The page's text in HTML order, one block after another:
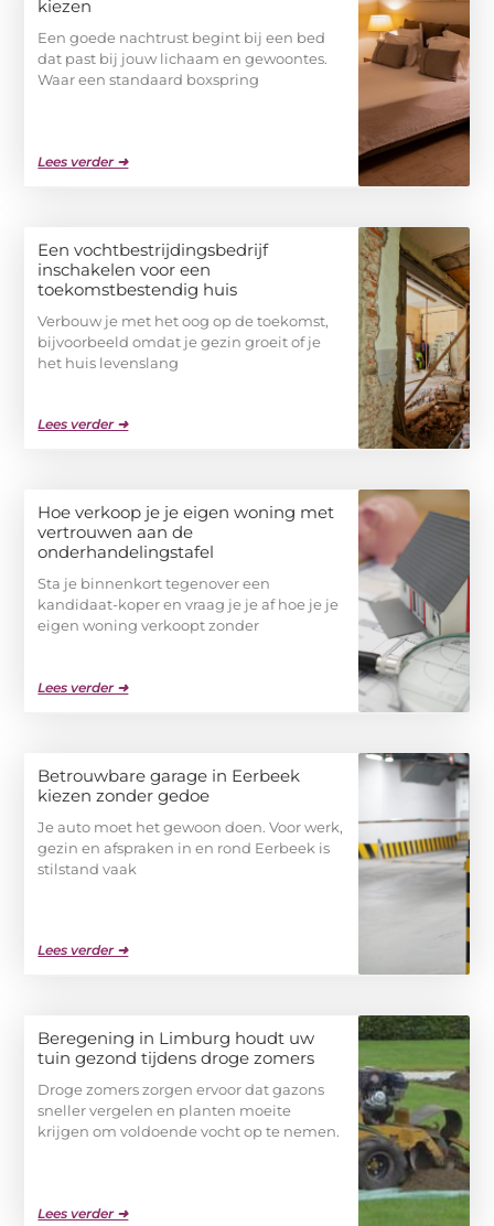
kiezen
Een goede nachtrust begint bij een bed
dat past bij jouw lichaam en gewoontes.
Waar een standaard boxspring
Lees verder ➜
Een vochtbestrijdingsbedrijf
inschakelen voor een
toekomstbestendig huis
Verbouw je met het oog op de toekomst,
bijvoorbeeld omdat je gezin groeit of je
het huis levenslang
Lees verder ➜
Hoe verkoop je je eigen woning met
vertrouwen aan de
onderhandelingstafel
Sta je binnenkort tegenover een
kandidaat-koper en vraag je je af hoe je je
eigen woning verkoopt zonder
Lees verder ➜
Betrouwbare garage in Eerbeek
kiezen zonder gedoe
Je auto moet het gewoon doen. Voor werk,
gezin en afspraken in en rond Eerbeek is
stilstand vaak
Lees verder ➜
Beregening in Limburg houdt uw
tuin gezond tijdens droge zomers
Droge zomers zorgen ervoor dat gazons
sneller vergelen en planten moeite
krijgen om voldoende vocht op te nemen.
Lees verder ➜